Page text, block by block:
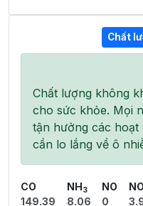
Chất
Chất lượng không
cho sức khỏe. Mọi
tận hưởng các hoạt
cần lo lắng về ô
CO
149.39
NH 3
8.06
NO
0
NO